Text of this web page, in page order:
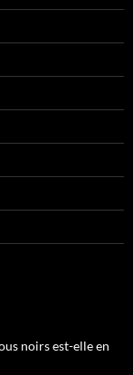
noirs est-elle en